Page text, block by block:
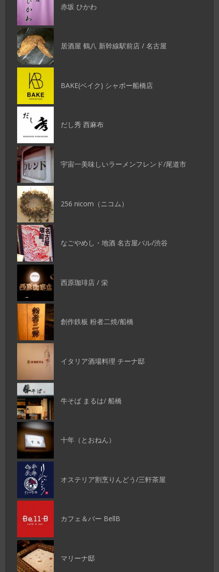
赤坂 ひかわ
居酒屋 鶴八 新幹線駅前店 / 名古屋
BAKE(ベイク) シャポー船橋店
だし秀 西麻布
宇宙一美味しいラーメンフレンド/尾道市
256 nicom（ニコム）
なごやめし・地酒 名古屋バル/渋谷
西原珈琲店 / 栄
創作鉄板 粉者二焼/船橋
イタリア酒場料理 チーナ邸
牛そば まるは/ 船橋
十年（とおねん）
オステリア割烹りんどう/三軒茶屋
カフェ＆バー BellB
マリーナ邸